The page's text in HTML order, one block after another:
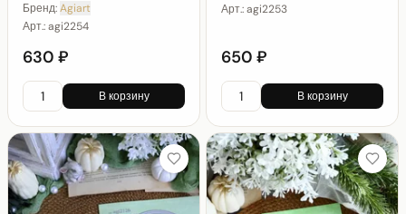
Бренд:Agiart
Арт.:agi2254
630 ₽
В корзину
Арт.:agi2253
650 ₽
В корзину